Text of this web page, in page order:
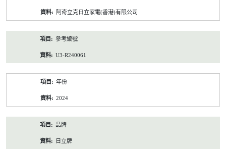
阿奇立克日立家電(香港)有限公司
參考編號
U3-R240061
年份
2024
品牌
日立牌